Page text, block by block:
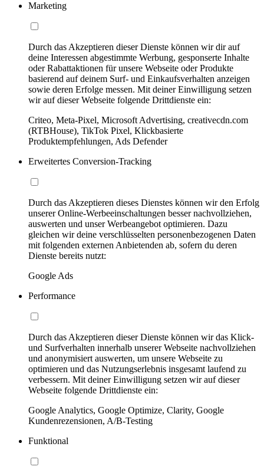
Marketing
Durch das Akzeptieren dieser Dienste können wir dir auf
deine Interessen abgestimmte Werbung, gesponserte Inhalte
oder Rabattaktionen für unsere Webseite oder Produkte
basierend auf deinem Surf- und Einkaufsverhalten anzeigen
sowie deren Erfolge messen. Mit deiner Einwilligung setzen
wir auf dieser Webseite folgende Drittdienste ein:
Criteo, Meta-Pixel, Microsoft Advertising, creativecdn.com
(RTBHouse), TikTok Pixel, Klickbasierte
Produktempfehlungen, Ads Defender
Erweitertes Conversion-Tracking
Durch das Akzeptieren dieses Dienstes können wir den Erfolg
unserer Online-Werbeeinschaltungen besser nachvollziehen,
auswerten und unser Werbeangebot optimieren. Dazu
gleichen wir deine verschlüsselten personenbezogenen Daten
mit folgenden externen Anbietenden ab, sofern du deren
Dienste bereits nutzt:
Google Ads
Performance
Durch das Akzeptieren dieser Dienste können wir das Klick-
und Surfverhalten innerhalb unserer Webseite nachvollziehen
und anonymisiert auswerten, um unsere Webseite zu
optimieren und das Nutzungserlebnis insgesamt laufend zu
verbessern. Mit deiner Einwilligung setzen wir auf dieser
Webseite folgende Drittdienste ein:
Google Analytics, Google Optimize, Clarity, Google
Kundenrezensionen, A/B-Testing
Funktional